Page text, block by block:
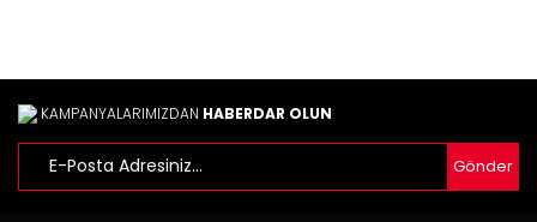
KAMPANYALARIMIZDAN HABERDAR OLUN
Gönder